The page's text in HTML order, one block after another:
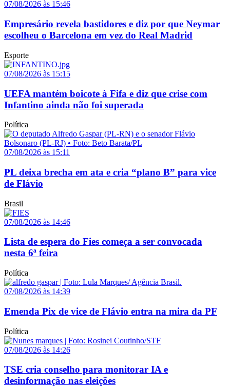
07/08/2026 às 15:46
Empresário revela bastidores e diz por que Neymar
escolheu o Barcelona em vez do Real Madrid
Esporte
07/08/2026 às 15:15
UEFA mantém boicote à Fifa e diz que crise com
Infantino ainda não foi superada
Política
07/08/2026 às 15:11
PL deixa brecha em ata e cria “plano B” para vice
de Flávio
Brasil
07/08/2026 às 14:46
Lista de espera do Fies começa a ser convocada
nesta 6ª feira
Política
07/08/2026 às 14:39
Emenda Pix de vice de Flávio entra na mira da PF
Política
07/08/2026 às 14:26
TSE cria conselho para monitorar IA e
desinformação nas eleições